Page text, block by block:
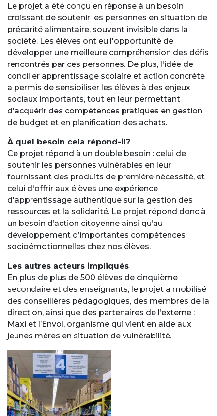
Le projet a été conçu en réponse à un besoin
croissant de soutenir les personnes en situation de
précarité alimentaire, souvent invisible dans la
société. Les élèves ont eu l'opportunité de
développer une meilleure compréhension des défis
rencontrés par ces personnes. De plus, l'idée de
concilier apprentissage scolaire et action concrète
a permis de sensibiliser les élèves à des enjeux
sociaux importants, tout en leur permettant
d'acquérir des compétences pratiques en gestion
de budget et en planification des achats.
À quel besoin cela répond-il?
Ce projet répond à un double besoin : celui de
soutenir les personnes vulnérables en leur
fournissant des produits de première nécessité, et
celui d'offrir aux élèves une expérience
d'apprentissage authentique sur la gestion des
ressources et la solidarité. Le projet répond donc à
un besoin d’action citoyenne ainsi qu’au
développement d’importantes compétences
socioémotionnelles chez nos élèves.
Les autres acteurs impliqués
En plus de plus de 500 élèves de cinquième
secondaire et des enseignants, le projet a mobilisé
des conseillères pédagogiques, des membres de la
direction, ainsi que des partenaires de l’externe :
Maxi et l’Envol, organisme qui vient en aide aux
jeunes mères en situation de vulnérabilité.